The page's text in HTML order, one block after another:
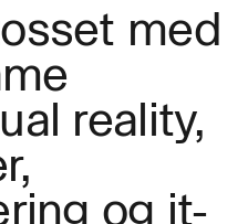
med
reality,
og it-